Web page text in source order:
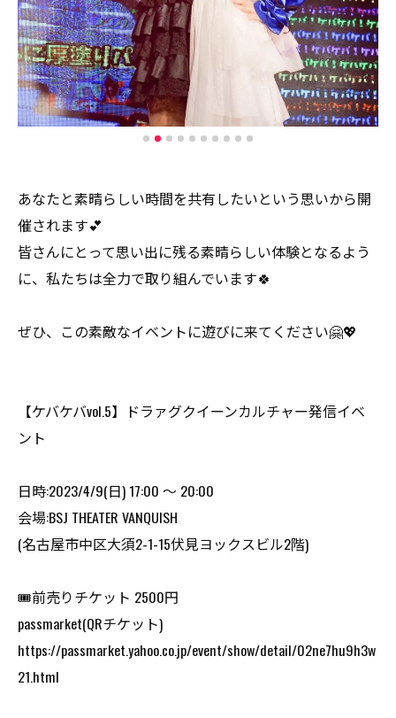
あなたと素晴らしい時間を共有したいという思いから開
催されます💕
皆さんにとって思い出に残る素晴らしい体験となるよう
に、私たちは全力で取り組んでいます🍀
ぜひ、この素敵なイベントに遊びに来てください🤗💖
【ケバケバvol.5】ドラァグクイーンカルチャー発信イベ
ント
日時:2023/4/9(日) 17:00 ～ 20:00
会場:BSJ THEATER VANQUISH
(名古屋市中区大須2-1-15伏見ヨックスビル2階)
🎟前売りチケット 2500円
passmarket(QRチケット)
https://passmarket.yahoo.co.jp/event/show/detail/02ne7hu9h3w
21.html